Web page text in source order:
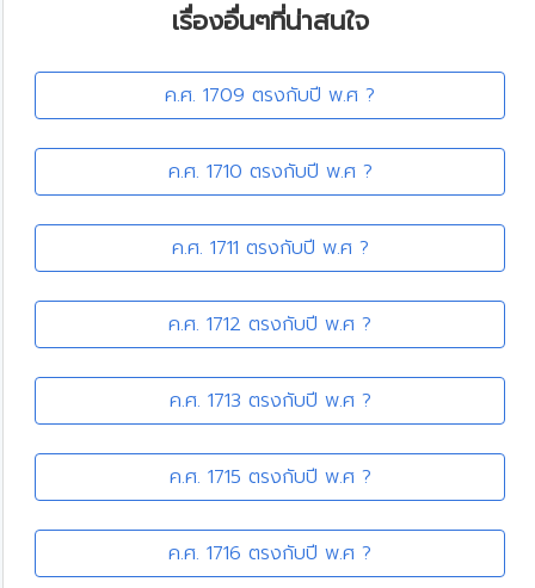
เรื่องอื่นๆที่น่าสนใจ
ค.ศ. 1709 ตรงกับปี พ.ศ ?
ค.ศ. 1710 ตรงกับปี พ.ศ ?
ค.ศ. 1711 ตรงกับปี พ.ศ ?
ค.ศ. 1712 ตรงกับปี พ.ศ ?
ค.ศ. 1713 ตรงกับปี พ.ศ ?
ค.ศ. 1715 ตรงกับปี พ.ศ ?
ค.ศ. 1716 ตรงกับปี พ.ศ ?